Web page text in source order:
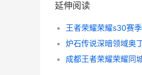
延伸阅读